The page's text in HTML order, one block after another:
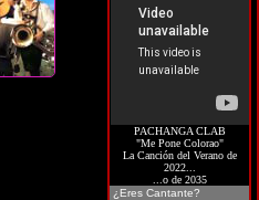
PACHANGA CLAB
"Me Pone Colorao"
La Canción del Verano de
2022...
...o de 2035
¿Eres Cantante?